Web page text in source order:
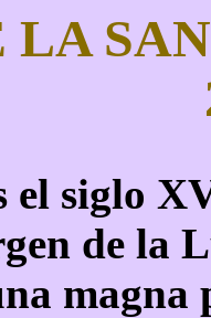
LA
el siglo
de la
magna